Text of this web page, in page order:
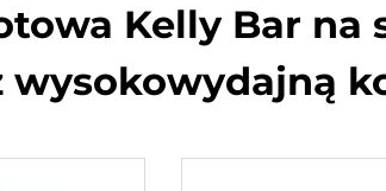
Kelly Bar na